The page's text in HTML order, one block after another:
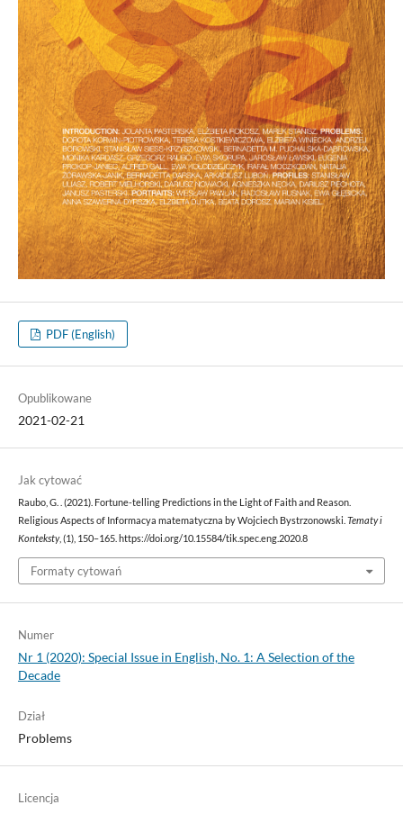
PDF (English)
Opublikowane
2021-02-21
Jak cytować
Raubo, G. . (2021). Fortune-telling Predictions in the Light of Faith and Reason.
Religious Aspects of Informacya matematyczna by Wojciech Bystrzonowski.Tematy i
Konteksty, (1), 150–165. https://doi.org/10.15584/tik.spec.eng.2020.8
Formaty cytowań
Numer
Nr 1 (2020): Special Issue in English, No. 1: A Selection of the
Decade
Dział
Problems
Licencja